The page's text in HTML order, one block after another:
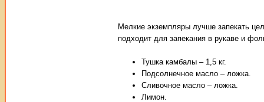
Мелкие экземпляры лучше запекать
подходит для запекания в рукаве и
Тушка камбалы – 1,5 кг.
Подсолнечное масло – ложка.
Сливочное масло – ложка.
Лимон.